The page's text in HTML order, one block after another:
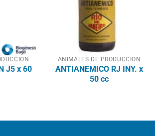
J5 x 60
ANIMALES DE PRODUCCION
ANTIANEMICO RJ INY. x
50 cc